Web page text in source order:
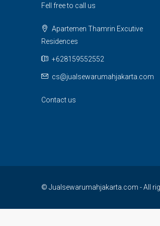
Fell free to call us
Apartemen Thamrin Excutive
Residences
+628159552552
cs@jualsewarumahjakarta.com
Contact us
© Jualsewarumahjakarta.com - All